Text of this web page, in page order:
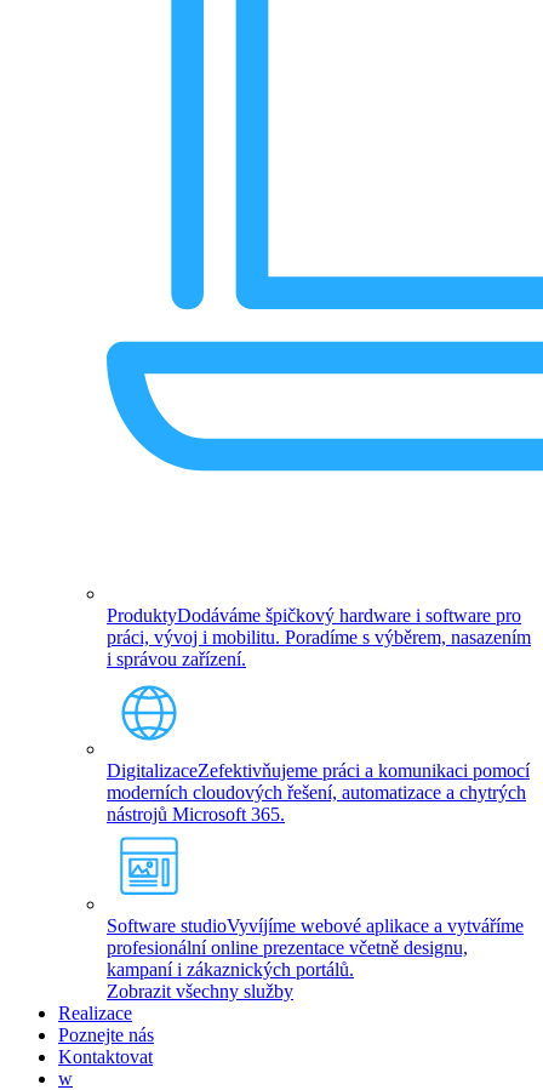
ProduktyDodáváme špičkový hardware i software pro
práci, vývoj i mobilitu. Poradíme s výběrem, nasazením
i správou zařízení.
DigitalizaceZefektivňujeme práci a komunikaci pomocí
moderních cloudových řešení, automatizace a chytrých
nástrojů Microsoft 365.
Software studioVyvíjíme webové aplikace a vytváříme
profesionální online prezentace včetně designu,
kampaní i zákaznických portálů.
Zobrazit všechny služby
Realizace
Poznejte nás
Kontaktovat
w